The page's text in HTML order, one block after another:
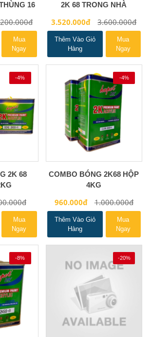
16
Mua
Ngay
2K 68 TRONG NHÀ
3.520.000đ 3.600.000đ
Thêm Vào Giỏ
Hàng
Mua
Ngay
-4%
2K 68
Mua
Ngay
-4%
COMBO BÓNG 2K68 HỘP
4KG
960.000đ 1.000.000đ
Thêm Vào Giỏ
Hàng
Mua
Ngay
-8% -20%